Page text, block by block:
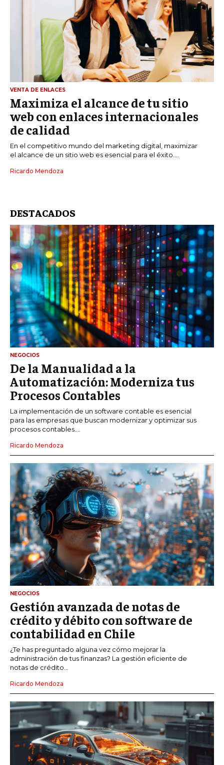
VENTA DE ENLACES
Maximiza el alcance de tu sitio
web con enlaces internacionales
de calidad
En el competitivo mundo del marketing digital, maximizar
el alcance de un sitio web es esencial para el éxito....
Ricardo Mendoza
DESTACADOS
NEGOCIOS
De la Manualidad a la
Automatización: Moderniza tus
Procesos Contables
La implementación de un software contable es esencial
para las empresas que buscan modernizar y optimizar sus
procesos contables....
Ricardo Mendoza
NEGOCIOS
Gestión avanzada de notas de
crédito y débito con software de
contabilidad en Chile
¿Te has preguntado alguna vez cómo mejorar la
administración de tus finanzas? La gestión eficiente de
notas de crédito...
Ricardo Mendoza